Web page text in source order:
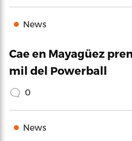
News
Cae en Mayagüez
mil del Powerball
0
News